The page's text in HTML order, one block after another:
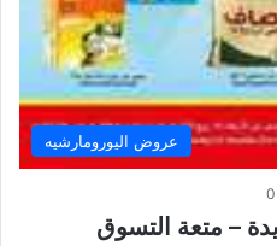
عروض اليورومارشيه
0
– متعة التسوق